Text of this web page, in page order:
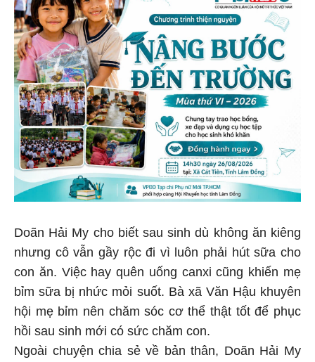
Doãn Hải My cho biết sau sinh dù không ăn kiêng
nhưng cô vẫn gầy rộc đi vì luôn phải hút sữa cho
con ăn. Việc hay quên uống canxi cũng khiến mẹ
bỉm sữa bị nhức mỏi suốt. Bà xã Văn Hậu khuyên
hội mẹ bỉm nên chăm sóc cơ thể thật tốt để phục
hồi sau sinh mới có sức chăm con.
Ngoài chuyện chia sẻ về bản thân, Doãn Hải My